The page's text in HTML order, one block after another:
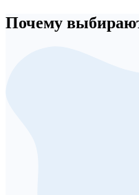
Почему